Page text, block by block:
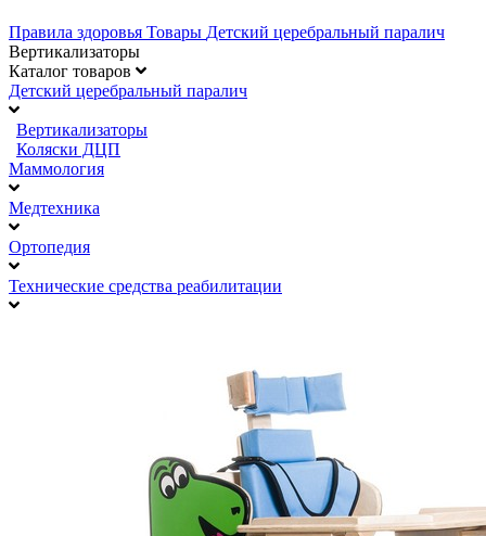
Правила здоровья Товары Детский церебральный паралич
Вертикализаторы
Каталог товаров
Детский церебральный паралич
Вертикализаторы
Коляски ДЦП
Маммология
Медтехника
Ортопедия
Технические средства реабилитации